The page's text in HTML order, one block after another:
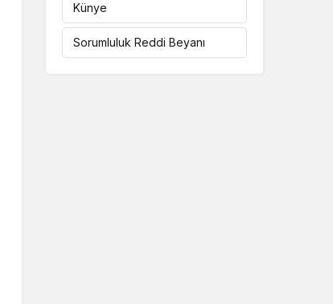
Künye
Sorumluluk Reddi Beyanı